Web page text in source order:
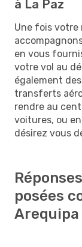
à La Paz
Une fois votre
en vous
votre vol au
également
transferts
rendre au
voitures, ou
désirez vous
posées
Arequipa